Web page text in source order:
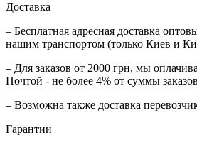
Доставка
– Бесплатная адресная доставка
нашим транспортом (только Киев и
– Для заказов от 2000 грн, мы
Почтой - не более 4% от суммы
– Возможна также доставка
Гарантии